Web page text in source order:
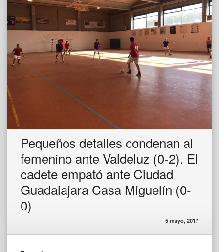
Pequeños detalles condenan al
femenino ante Valdeluz (0-2). El
cadete empató ante Ciudad
Guadalajara Casa Miguelín (0-
0)
5 mayo, 2017